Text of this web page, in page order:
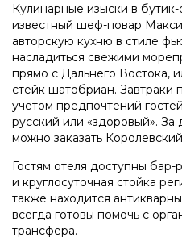
Кулинарные изыски в бутик-
известный шеф-повар
авторскую кухню в стиле
насладиться свежими
прямо с Дальнего Востока,
стейк шатобриан. Завтраки
учетом предпочтений
русский или «здоровый». За
можно заказать
Гостям отеля доступны
и круглосуточная стойка
также находится
всегда готовы помочь с
трансфера.